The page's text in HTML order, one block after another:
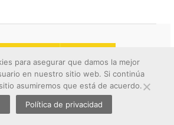
whatsapp google+
arte. All rights reserved.
para asegurar que damos la mejor
en nuestro sitio web. Si continúa
asumiremos que está de acuerdo.
Política de privacidad